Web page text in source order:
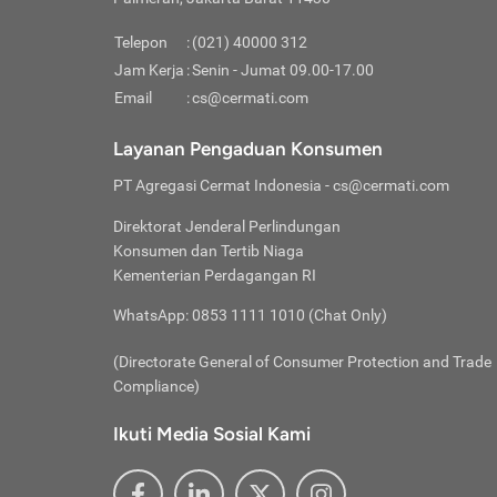
rendah
Jika
Kredit
Telepon :(021) 40000 312
Jam Kerja :Senin - Jumat 09.00-17.00
Email
:cs@cermati.com
Layanan Pengaduan Konsumen
PT Agregasi Cermat Indonesia - cs@cermati.com
Direktorat Jenderal Perlindungan
Konsumen dan Tertib Niaga
Kementerian Perdagangan RI
WhatsApp: 0853 1111 1010 (Chat Only)
(Directorate General of Consumer Protection and Trade
Compliance)
Ikuti Media Sosial Kami